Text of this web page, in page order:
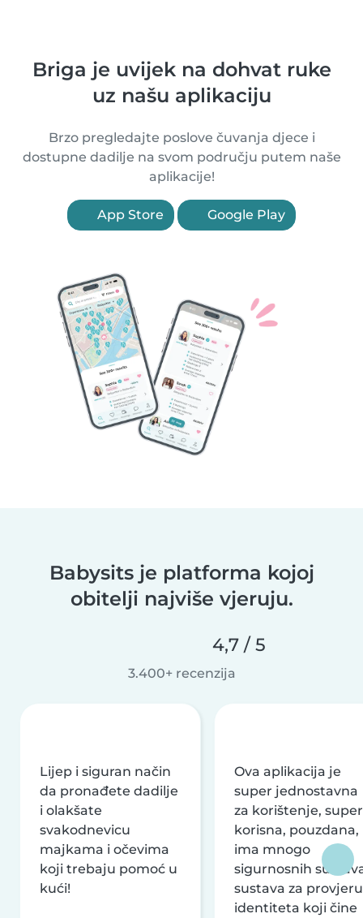
Briga je uvijek na dohvat ruke
uz našu aplikaciju
Brzo pregledajte poslove čuvanja djece i
dostupne dadilje na svom području putem naše
aplikacije!
App Store Google Play
Babysits je platforma kojoj
obitelji najviše vjeruju.
4,7 / 5
3.400+ recenzija
Lijep i siguran način
da pronađete dadilje
i olakšate
svakodnevicu
majkama i očevima
koji trebaju pomoć u
kući!
Ova aplikacija je
super jednostavna
za korištenje, super
korisna, pouzdana,
ima mnogo
sigurnosnih
sustava za provjeru
identiteta koji čine